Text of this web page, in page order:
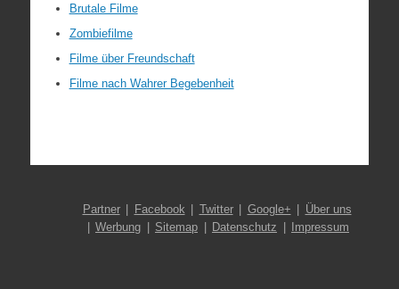
Brutale Filme
Zombiefilme
Filme über Freundschaft
Filme nach Wahrer Begebenheit
Partner Facebook Twitter Google+
Über uns
Werbung
Sitemap Datenschutz Impressum